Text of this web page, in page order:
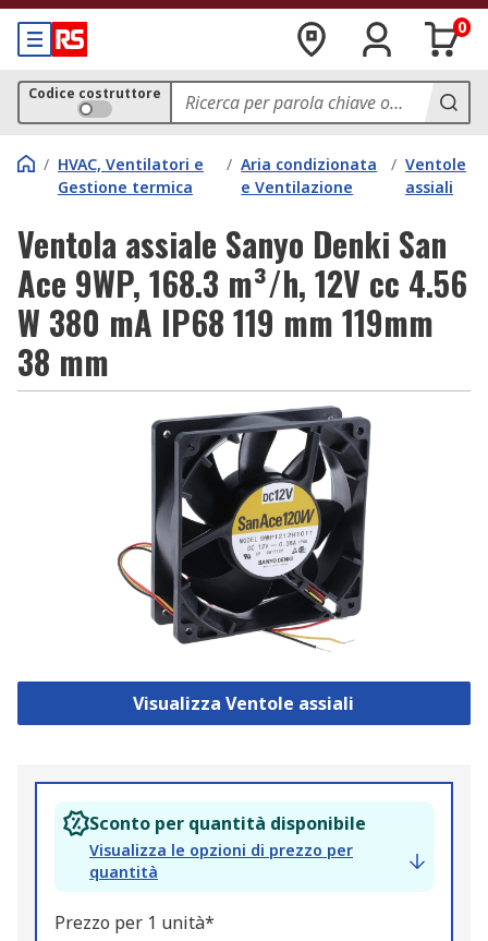
0
Codice costruttore
/ HVAC, Ventilatori e
Gestione termica
/ Aria condizionata
e Ventilazione
/ Ventole
assiali
Ventola assiale Sanyo Denki San
Ace 9WP, 168.3 m³/h, 12V cc 4.56
W 380 mA IP68 119 mm 119mm
38 mm
Visualizza Ventole assiali
Sconto per quantità disponibile
Visualizza le opzioni di prezzo per
quantità
Prezzo per 1 unità*